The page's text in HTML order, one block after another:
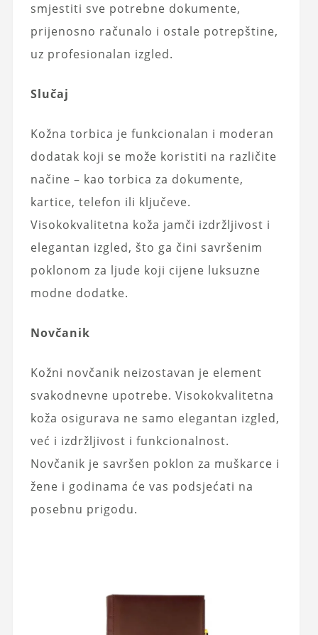
smjestiti sve potrebne dokumente,
prijenosno računalo i ostale potrepštine,
uz profesionalan izgled.
Slučaj
Kožna torbica je funkcionalan i moderan
dodatak koji se može koristiti na različite
načine – kao torbica za dokumente,
kartice, telefon ili ključeve.
Visokokvalitetna koža jamči izdržljivost i
elegantan izgled, što ga čini savršenim
poklonom za ljude koji cijene luksuzne
modne dodatke.
Novčanik
Kožni novčanik neizostavan je element
svakodnevne upotrebe. Visokokvalitetna
koža osigurava ne samo elegantan izgled,
već i izdržljivost i funkcionalnost.
Novčanik je savršen poklon za muškarce i
žene i godinama će vas podsjećati na
posebnu prigodu.